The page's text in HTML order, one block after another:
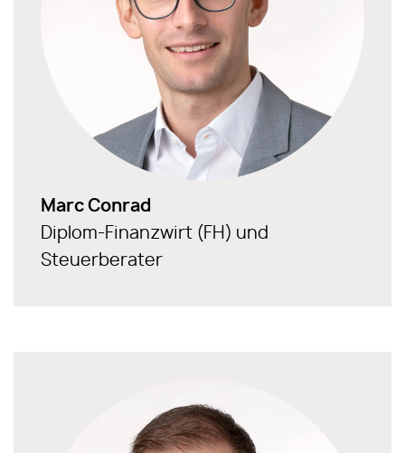
Marc Conrad
Diplom-Finanzwirt (FH) und
Steuerberater